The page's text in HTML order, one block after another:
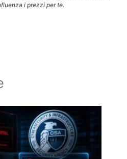
i prezzi per te.